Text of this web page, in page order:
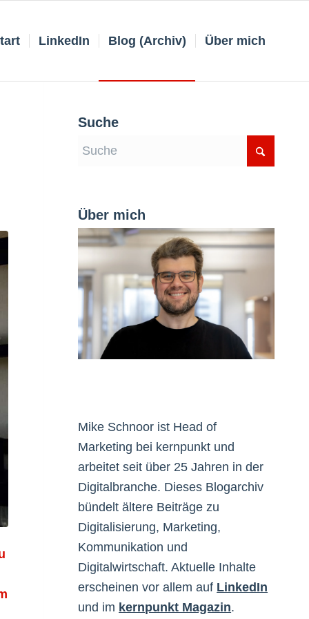
LinkedIn Blog (Archiv) Über mich
Suche
Über mich
Mike Schnoor ist Head of
Marketing bei kernpunkt und
arbeitet seit über 25 Jahren in der
Digitalbranche. Dieses Blogarchiv
bündelt ältere Beiträge zu
Digitalisierung, Marketing,
Kommunikation und
Digitalwirtschaft. Aktuelle Inhalte
erscheinen vor allem auf LinkedIn
und im kernpunkt Magazin.